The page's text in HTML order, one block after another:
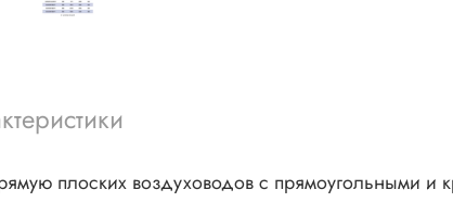
плоских воздуховодов с прямоугольными и